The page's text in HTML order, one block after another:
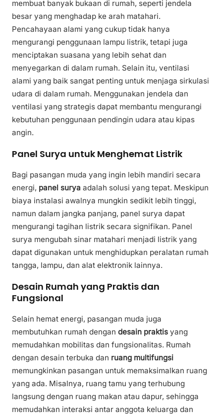
membuat banyak bukaan di rumah, seperti jendela
besar yang menghadap ke arah matahari.
Pencahayaan alami yang cukup tidak hanya
mengurangi penggunaan lampu listrik, tetapi juga
menciptakan suasana yang lebih sehat dan
menyegarkan di dalam rumah. Selain itu, ventilasi
alami yang baik sangat penting untuk menjaga sirkulasi
udara di dalam rumah. Menggunakan jendela dan
ventilasi yang strategis dapat membantu mengurangi
kebutuhan penggunaan pendingin udara atau kipas
angin.
Panel Surya untuk Menghemat Listrik
Bagi pasangan muda yang ingin lebih mandiri secara
energi, panel surya adalah solusi yang tepat. Meskipun
biaya instalasi awalnya mungkin sedikit lebih tinggi,
namun dalam jangka panjang, panel surya dapat
mengurangi tagihan listrik secara signifikan. Panel
surya mengubah sinar matahari menjadi listrik yang
dapat digunakan untuk menghidupkan peralatan rumah
tangga, lampu, dan alat elektronik lainnya.
Desain Rumah yang Praktis dan
Fungsional
Selain hemat energi, pasangan muda juga
membutuhkan rumah dengan desain praktis yang
memudahkan mobilitas dan fungsionalitas. Rumah
dengan desain terbuka dan ruang multifungsi
memungkinkan pasangan untuk memaksimalkan ruang
yang ada. Misalnya, ruang tamu yang terhubung
langsung dengan ruang makan atau dapur, sehingga
memudahkan interaksi antar anggota keluarga dan